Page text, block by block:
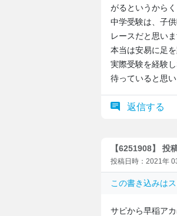
がるというからく
中学受験は、子
レースだと思いま
本当は安易に足
実際受験を経験
待っていると思い
返信する
【6251908】 投
投稿日時：2021年
この書き込みは
サピから早稲ア